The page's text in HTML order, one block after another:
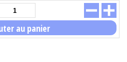
au panier